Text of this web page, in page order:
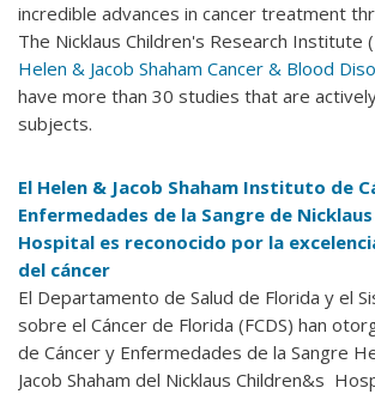
incredible advances in cancer treatment
The Nicklaus Children's Research Institute
Helen & Jacob Shaham Cancer & Blood
have more than 30 studies that are
subjects.
El Helen & Jacob Shaham Instituto de
Enfermedades de la Sangre de Nicklaus
Hospital es reconocido por la
del cáncer
El Departamento de Salud de Florida y el
sobre el Cáncer de Florida (FCDS) han
de Cáncer y Enfermedades de la Sangre
Jacob Shaham del Nicklaus Children&s